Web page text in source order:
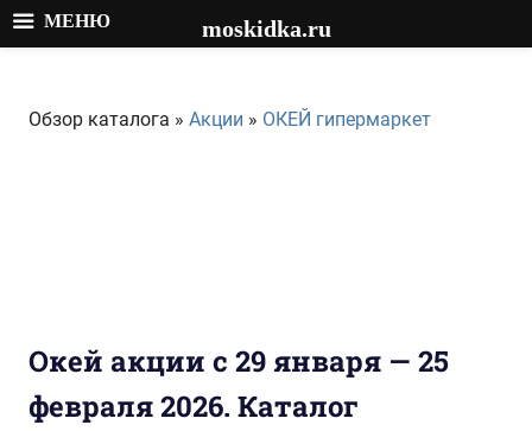
содержимому
Обзор каталога » Акции » ОКЕЙ гипермаркет
Окей акции с 29 января — 25
февраля 2026. Каталог
МЕНЮ moskidka.ru